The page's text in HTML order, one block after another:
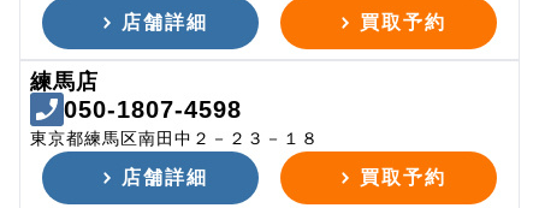
店舗詳細 買取予約
練馬店
050-1807-4598
東京都練馬区南田中２－２３－１８
店舗詳細 買取予約